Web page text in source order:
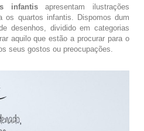
infantisapresentam ilustrações
os quartos infantis. Dispomos dum
desenhos, dividido em categorias
aquilo que estão a procurar para o
seus gostos ou preocupações.